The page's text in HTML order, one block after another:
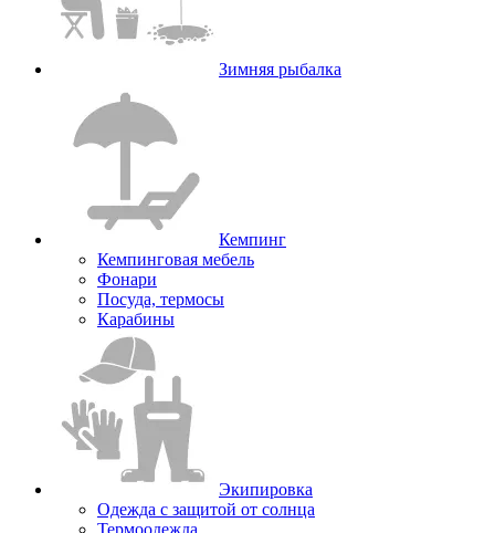
Зимняя рыбалка
Кемпинг
Кемпинговая мебель
Фонари
Посуда, термосы
Карабины
Экипировка
Одежда с защитой от солнца
Термоодежда